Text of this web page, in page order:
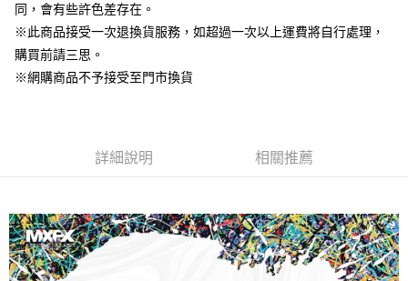
便利好安心！
１．簡單：不需註冊會員、不需綁卡、不需儲值。
２．便利：只要手機號碼，簡訊認證，即可結帳。
３．安心：先確認商品／服務後，再付款。
３．收到繳費通知簡訊後14天內，點擊此簡訊中的連結，可透過四大超商／
後付繳納相關費用。
※ 交易是否成功請以「AFTEE先享後付 」之結帳頁面顯示為準，若有關於
是否繳費成功／繳費後需取消欲退款等相關疑問，請聯繫「AFTEE先享後付
客戶支援中心」
https://netprotections.freshdesk.com/support/home
運送方式
全家取貨付款
每筆NT$60，滿NT$1,500(含以上)免運費
同，會有些許色差存在。
※此商品接受一次退換貨服務，如超過一次以上運費將自行處理，
購買前請三思。
※網購商品不予接受至門市換貨
詳細說明 相關推薦